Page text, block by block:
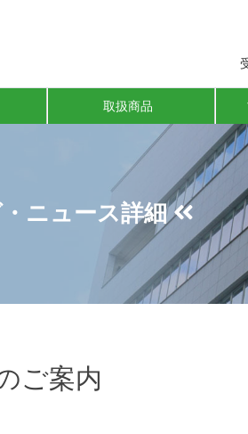
取扱商品
ニュース詳細
ご案内